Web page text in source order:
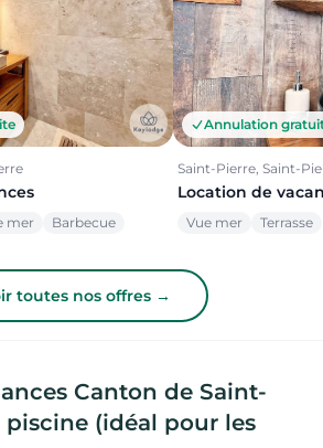
mer Barbecue
Annulation
Saint-Pierre, Saint-
Location de
Vue mer Terrasse
toutes nos offres →
Canton de Saint-
piscine (idéal pour les